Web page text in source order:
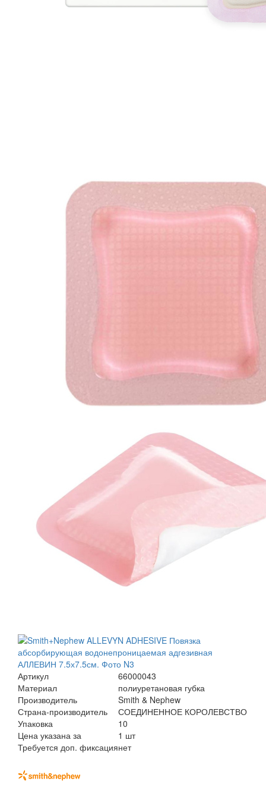
Артикул
66000043
Материал
полиуретановая губка
Производитель
Smith & Nephew
Страна-производитель
СОЕДИНЕННОЕ КОРОЛЕВСТВО
Упаковка
10
Цена указана за
1 шт
Требуется доп. фиксациянет